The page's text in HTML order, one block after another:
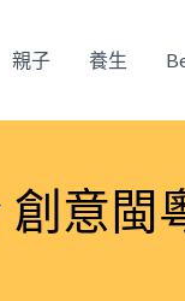
親子 養生
意閩